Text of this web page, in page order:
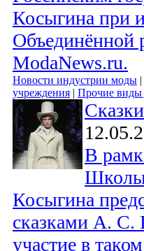
Косыгина при
Объединённой
ModaNews.ru.
Новости индустрии моды |
учреждения | Прочие виды
В
Школы
Косыгина
сказками А. С.
участие в